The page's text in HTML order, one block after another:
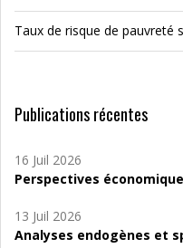
Taux de risque de pauvreté
Publications récentes
16 Juil 2026
Perspectives
13 Juil 2026
Analyses endogènes et